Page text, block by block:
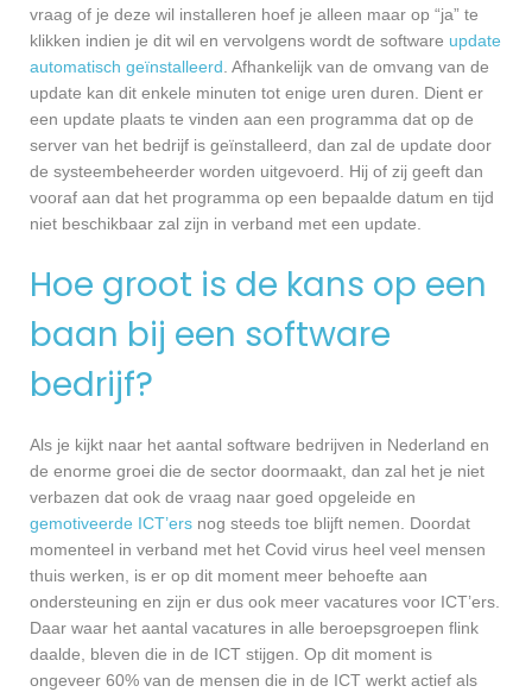
vraag of je deze wil installeren hoef je alleen maar op “ja” te
klikken indien je dit wil en vervolgens wordt de software update
automatisch geïnstalleerd . Afhankelijk van de omvang van de
update kan dit enkele minuten tot enige uren duren. Dient er
een update plaats te vinden aan een programma dat op de
server van het bedrijf is geïnstalleerd, dan zal de update door
de systeembeheerder worden uitgevoerd. Hij of zij geeft dan
vooraf aan dat het programma op een bepaalde datum en tijd
niet beschikbaar zal zijn in verband met een update.
Hoe groot is de kans op een
baan bij een software
bedrijf?
Als je kijkt naar het aantal software bedrijven in Nederland en
de enorme groei die de sector doormaakt, dan zal het je niet
verbazen dat ook de vraag naar goed opgeleide en
gemotiveerde ICT’ers nog steeds toe blijft nemen. Doordat
momenteel in verband met het Covid virus heel veel mensen
thuis werken, is er op dit moment meer behoefte aan
ondersteuning en zijn er dus ook meer vacatures voor ICT’ers.
Daar waar het aantal vacatures in alle beroepsgroepen flink
daalde, bleven die in de ICT stijgen. Op dit moment is
ongeveer 60% van de mensen die in de ICT werkt actief als